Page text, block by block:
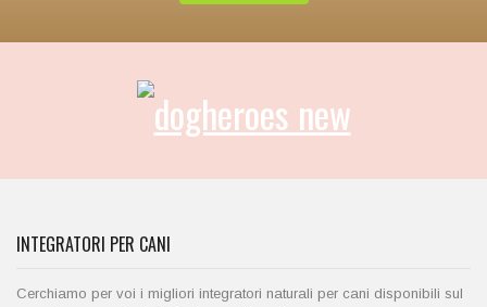
INTEGRATORI PER CANI
Cerchiamo per voi i migliori integratori naturali per cani disponibili sul